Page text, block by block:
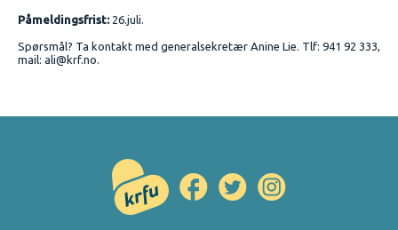
Påmeldingsfrist: 26.juli.
Spørsmål? Ta kontakt med generalsekretær Anine Lie. Tlf: 941 92 333,
mail: ali@krf.no.